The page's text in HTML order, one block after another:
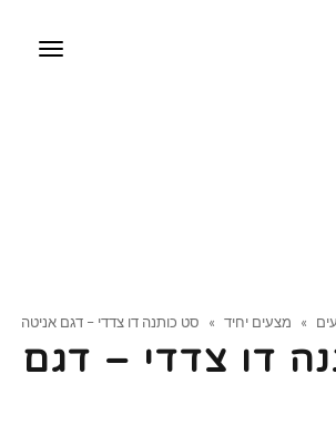
תפריט
» מצעים יחיד » סט כותנה דו צדדי – דגם אניטה
דו צדדי – דגם